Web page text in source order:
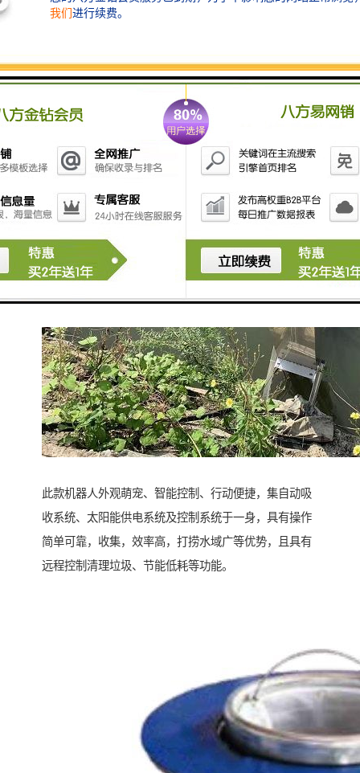
此款机器人外观萌宠、智能控制、行动便捷，集自动吸
收系统、太阳能供电系统及控制系统于一身，具有操作
简单可靠，收集，效率高，打捞水域广等优势，且具有
远程控制清理垃圾、节能低耗等功能。